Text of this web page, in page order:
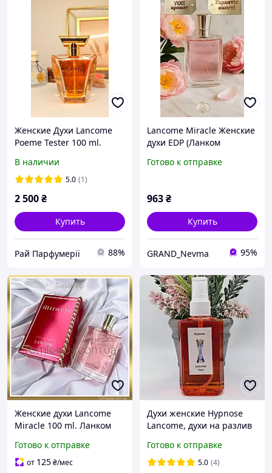
Женские Духи Lancome
Poeme Tester 100 ml.
В наличии
5.0 (1)
2 500₴
Купить
Рай Парфумерії 88%
Lancome Miracle Женские
духи EDP (Ланком
шлейфовый аромат
Готово к отправке
963₴
Купить
GRAND_Nevma 95%
Женские духи Lancome
Miracle 100 ml. Ланком
Готово к отправке
от 125₴/мес
Духи женские Hypnose
Lancome, духи на разлив
Готово к отправке
5.0 (4)